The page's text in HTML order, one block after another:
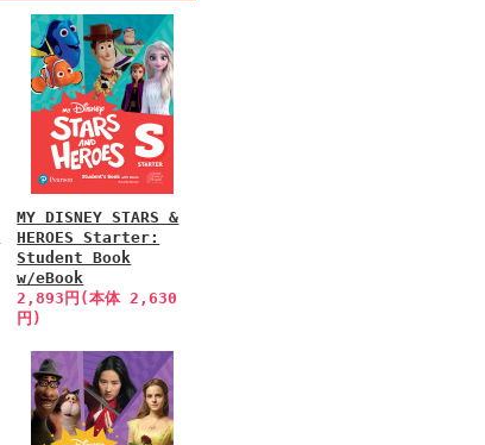
MY DISNEY STARS &
HEROES Starter:
Student Book
w/eBook
2,893円(本体 2,630
円)